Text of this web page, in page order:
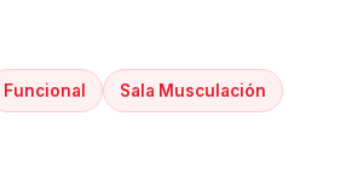
Funcional Sala Musculación